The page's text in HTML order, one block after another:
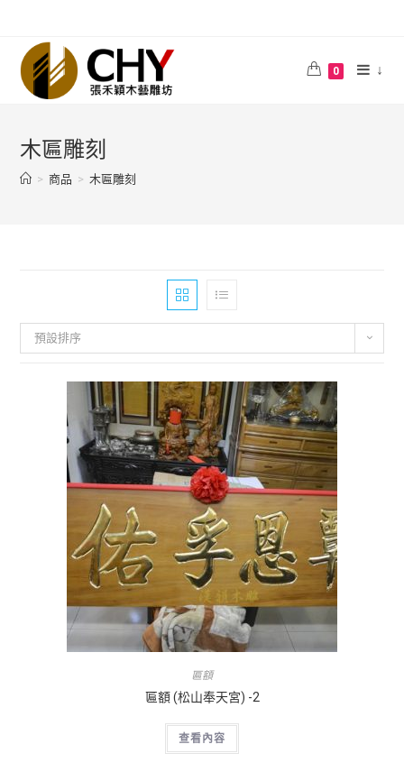
0 ↓
木匾雕刻
> 商品 > 木匾雕刻
預設排序
匾額
匾額 (松山奉天宮) -2
查看內容